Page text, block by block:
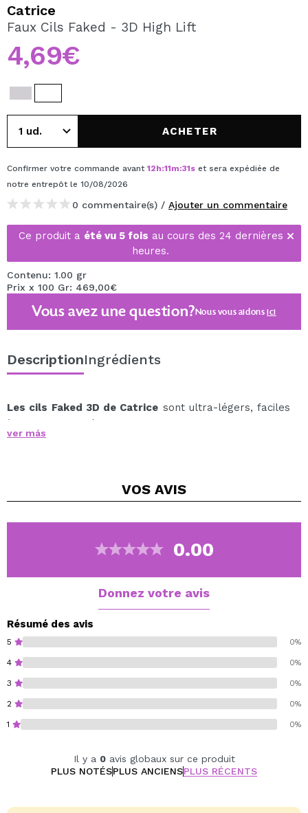
En créant un compte sur Maquibeauty.fr vous pourrez
effectuer vos achats rapidement, vérifier l'état de vos
commandes et consulter vos opérations précédentes.
Catrice
Faux Cils Faked - 3D High Lift
4,69€
ACHETER
Confirmer votre commande avant 12h:11m:31s et sera expédiée de
notre entrepôt le 10/08/2026
0 commentaire(s) / Ajouter un commentaire
Ce produit a été vu 5 fois au cours des 24 dernières
heures.
Contenu: 1.00 gr
Prix x 100 Gr: 469,00€
Vous avez une question?Nous vous aidonsici
DescriptionIngrédients
Les cils Faked 3D de Catrice sont ultra-légers, faciles
à appliquer et très durables.
Ces cils artificiels ajoutent une touche d'expressivité à
aux cils un volume exceptionnel.
incluse.
ver más
VOS AVIS
0.00
Donnez votre avis
Résumé des avis
5 0%
4 0%
3 0%
2 0%
1 0%
Il y a 0avis globaux sur ce produit
PLUS NOTÉSPLUS ANCIENSPLUS RÉCENTS